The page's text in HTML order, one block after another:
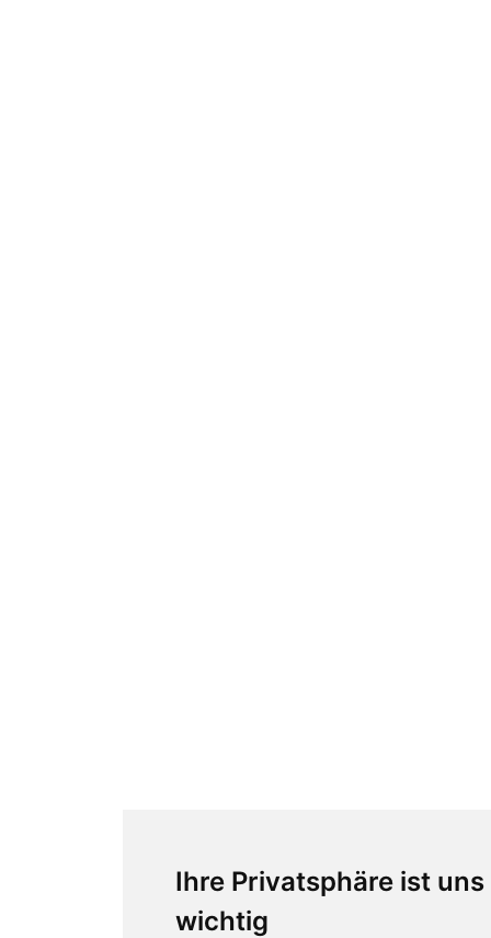
Ihre Privatsphäre ist uns
wichtig